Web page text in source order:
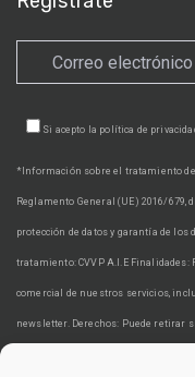
Si acepto la política de
*Información sobre el tratamiento de
Reglamento General (UE) 2016/679,
protección de datos y garantía de los
tratamiento: CVVP A.I.E
comercial de nuestros servicios,
newsletter. Derechos: Puede retirar